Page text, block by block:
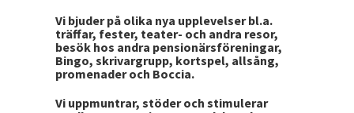
Vi bjuder på olika nya upplevelser bl.a.
träffar, fester, teater- och andra resor,
besök hos andra pensionärsföreningar,
Bingo, skrivargrupp, kortspel, allsång,
promenader och Boccia.
Vi uppmuntrar, stöder och stimulerar